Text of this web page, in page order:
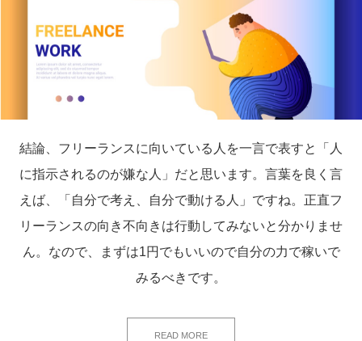
結論、フリーランスに向いている人を一言で表すと「人
に指示されるのが嫌な人」だと思います。言葉を良く言
えば、「自分で考え、自分で動ける人」ですね。正直フ
リーランスの向き不向きは行動してみないと分かりませ
ん。なので、まずは1円でもいいので自分の力で稼いで
みるべきです。
READ MORE